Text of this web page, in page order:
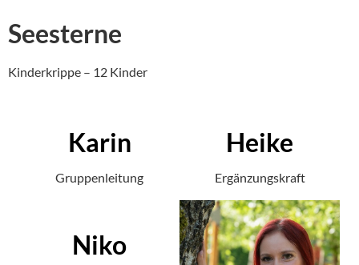
Seesterne
Kinderkrippe – 12 Kinder
Karin
Gruppenleitung
Heike
Ergänzungskraft
Niko